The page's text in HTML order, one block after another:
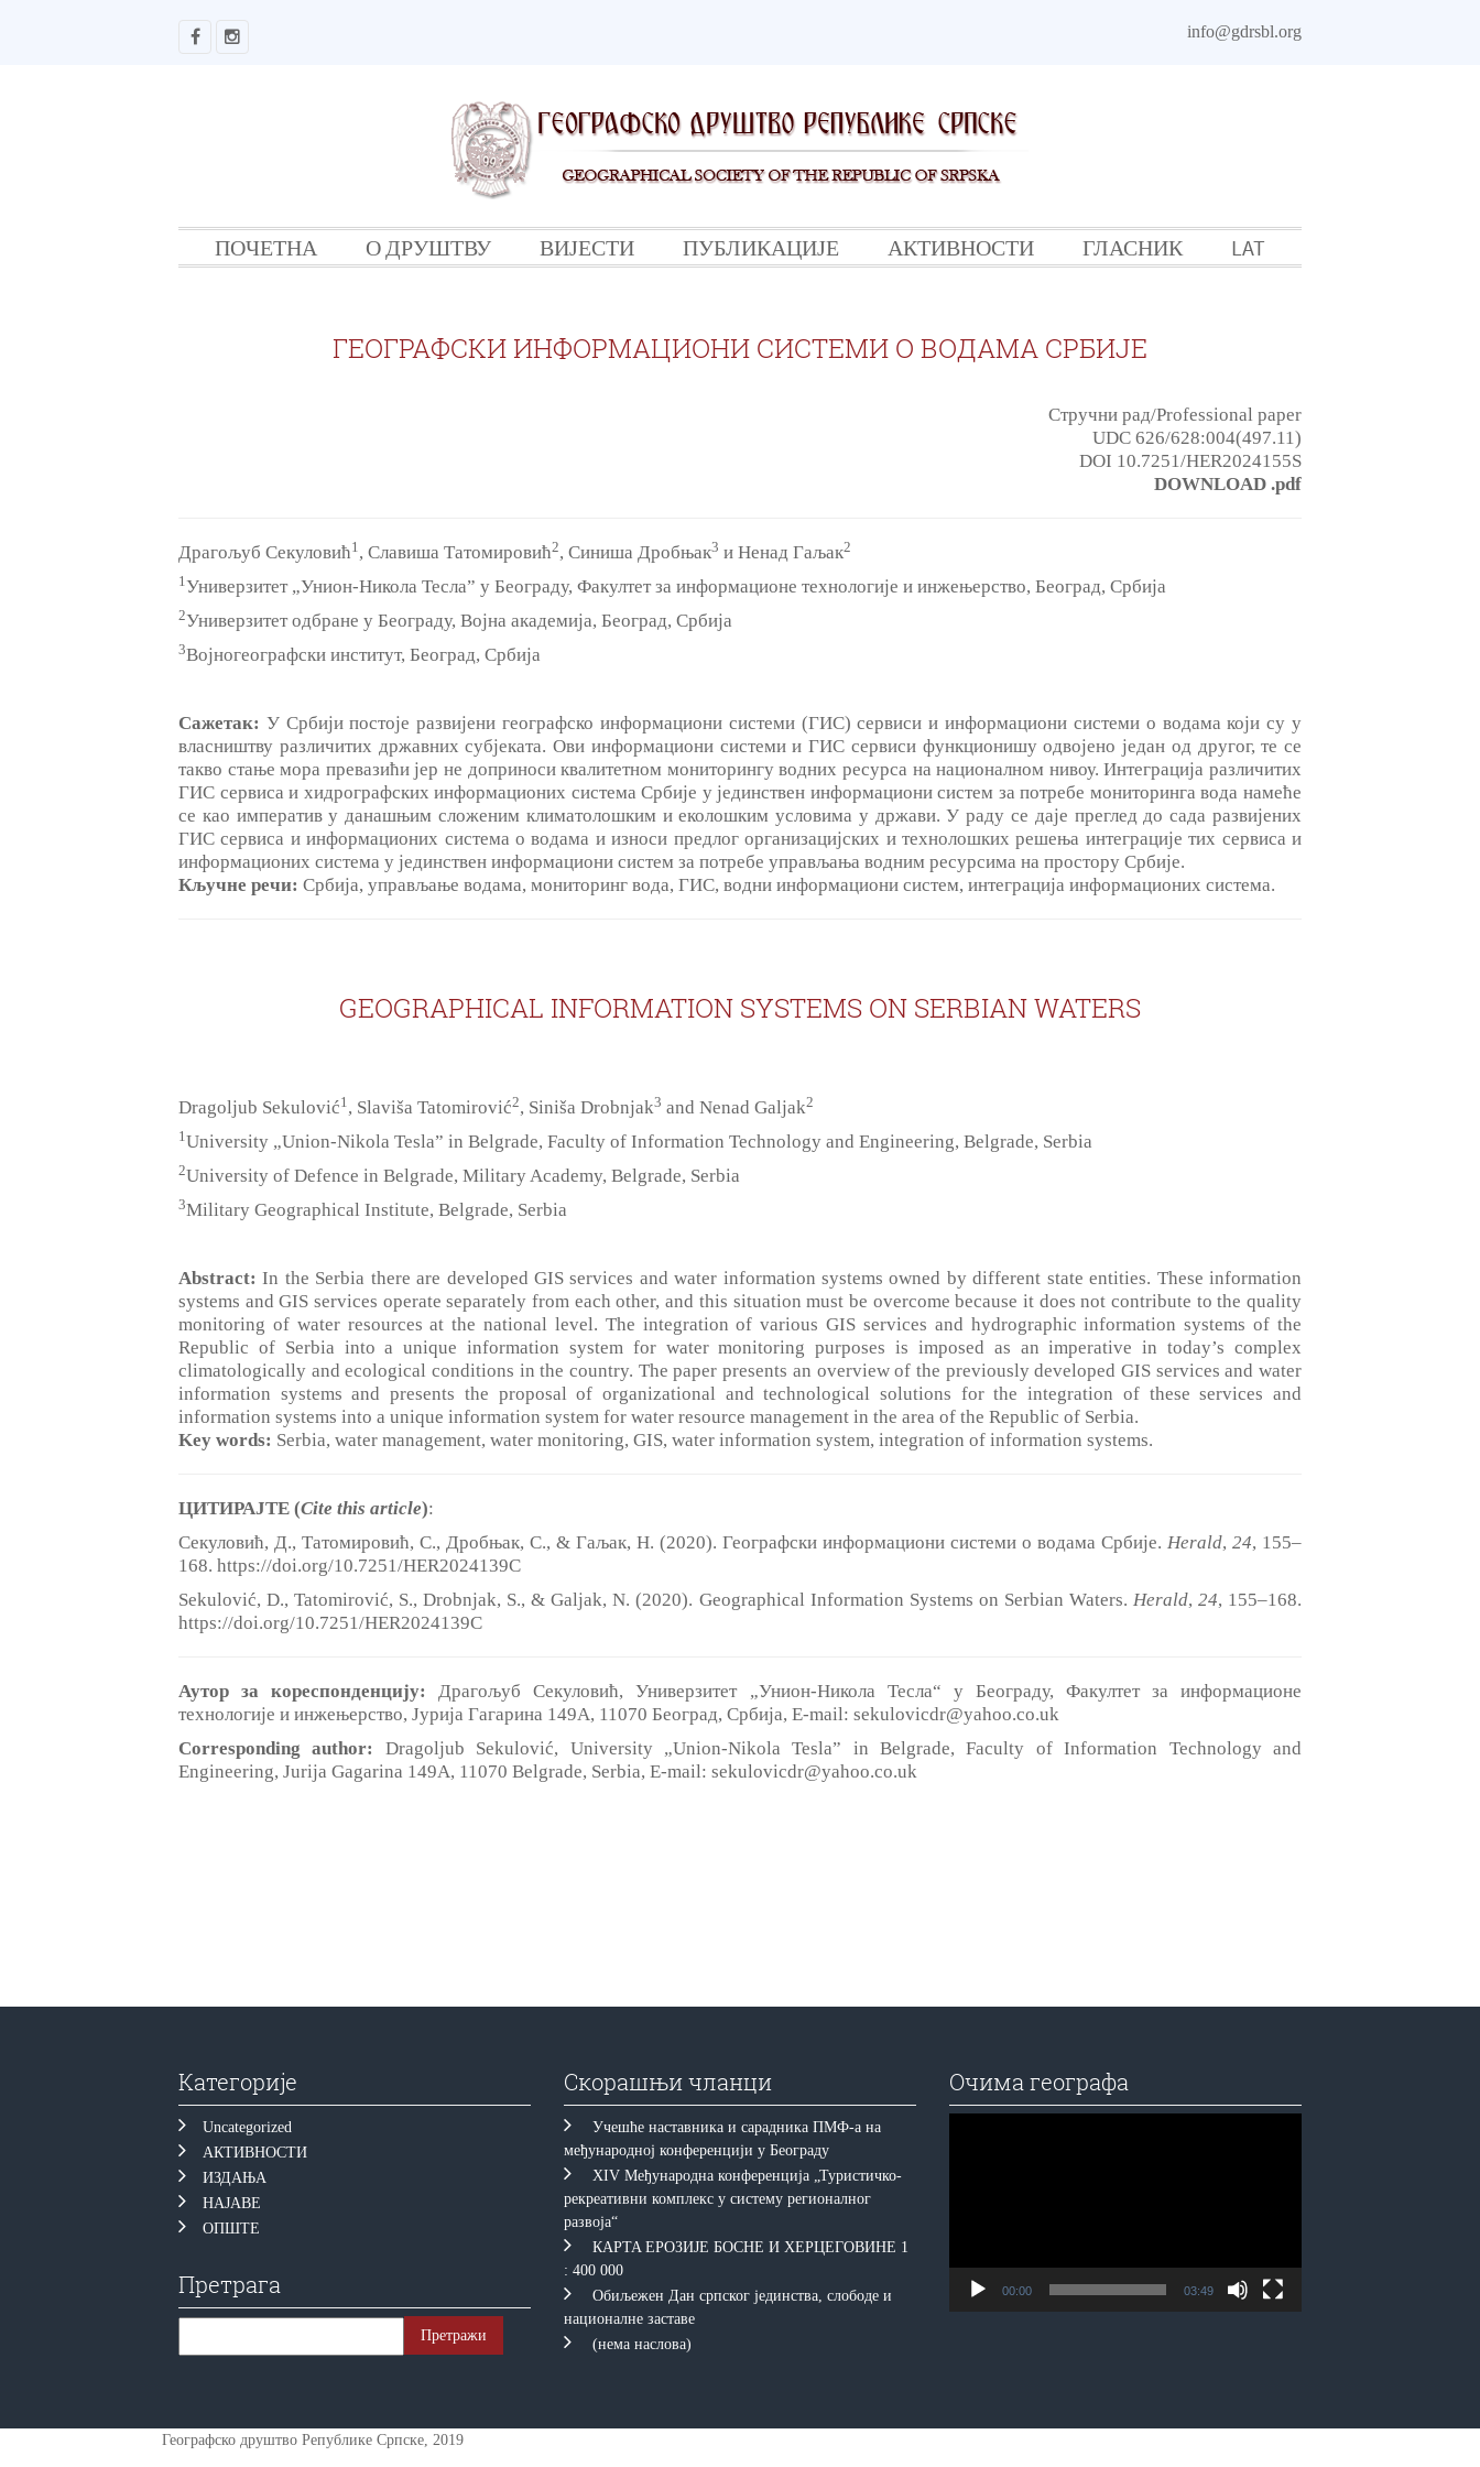
info@gdrsbl.org
ПОЧЕТНА О ДРУШТВУ ВИЈЕСТИ ПУБЛИКАЦИЈЕ АКТИВНОСТИ ГЛАСНИК LAT
ГЕОГРАФСКИ ИНФОРМАЦИОНИ СИСТЕМИ О ВОДАМА СРБИЈЕ
Стручни рад/Professional paper
UDC 626/628:004(497.11)
DOI 10.7251/HER2024155S
DOWNLOAD .pdf
Драгољуб Секуловић1 , Славиша Татомировић2, Синиша Дробњак3 и Ненад Гаљак2
1 Универзитет „Унион-Никола Тесла” у Београду, Факултет за информационе технологије и инжењерство, Београд, Србија
2Универзитет одбране у Београду, Војна академија, Београд, Србија
3Војногеографски институт, Београд, Србија
Сажетак: У Србији постоје развијени географско информациони системи (ГИС) сервиси и информациони системи о водама који су у
власништву различитих државних субјеката. Ови информациони системи и ГИС сервиси функционишу одвојено један од другог, те се
такво стање мора превазићи јер не доприноси квалитетном мониторингу водних ресурса на националном нивоу. Интеграција различитих
ГИС сервиса и хидрографских информационих система Србије у јединствен информациони систем за потребе мониторинга вода намеће
се као императив у данашњим сложеним климатолошким и еколошким условима у држави. У раду се даје преглед до сада развијених
ГИС сервиса и информационих система о водама и износи предлог организацијских и технолошких решења интеграције тих сервиса и
информационих система у јединствен информациони систем за потребе управљања водним ресурсима на простору Србије.
Кључне речи: Србија, управљање водама, мониторинг вода, ГИС, водни информациони систем, интеграција информационих система.
GEOGRAPHICAL INFORMATION SYSTEMS ON SERBIAN WATERS
Dragoljub Sekulović1 , Slaviša Tatomirović2, Siniša Drobnjak3 and Nenad Galjak2
1 University „Union-Nikola Tesla” in Belgrade, Faculty of Information Technology and Engineering, Belgrade, Serbia
2University of Defence in Belgrade, Military Academy, Belgrade, Serbia
3Military Geographical Institute, Belgrade, Serbia
Abstract: In the Serbia there are developed GIS services and water information systems owned by different state entities. These information
systems and GIS services operate separately from each other, and this situation must be overcome because it does not contribute to the quality
monitoring of water resources at the national level. The integration of various GIS services and hydrographic information systems of the
Republic of Serbia into a unique information system for water monitoring purposes is imposed as an imperative in today’s complex
climatologically and ecological conditions in the country. The paper presents an overview of the previously developed GIS services and water
information systems and presents the proposal of organizational and technological solutions for the integration of these services and
information systems into a unique information system for water resource management in the area of the Republic of Serbia.
Key words: Serbia, water management, water monitoring, GIS, water information system, integration of information systems.
ЦИТИРАЈТЕ (Cite this article):
Секуловић, Д., Татомировић, С., Дробњак, С., & Гаљак, Н. (2020). Географски информациони системи о водама Србије. Herald, 24, 155‒
168. https://doi.org/10.7251/HER2024139C
Sekulović, D., Tatomirović, S., Drobnjak, S., & Galjak, N. (2020). Geographical Information Systems on Serbian Waters. Herald, 24, 155‒168.
https://doi.org/10.7251/HER2024139C
Аутор за кореспонденцију:Драгољуб Секуловић, Универзитет „Унион-Никола Тесла“ у Београду, Факултет за информационе
технологије и инжењерство, Јурија Гагарина 149А, 11070 Београд, Србија, E-mail: sekulovicdr@yahoo.co.uk
Corresponding author: Dragoljub Sekulović, University „Union-Nikola Tesla” in Belgrade, Faculty of Information Technology and
Engineering, Jurija Gagarina 149A, 11070 Belgrade, Serbia, E-mail: sekulovicdr@yahoo.co.uk
Категорије
Uncategorized
АКТИВНОСТИ
ИЗДАЊА
НАЈАВЕ
ОПШТЕ
Претрага
Скорашњи чланци
Учешће наставника и сарадника ПМФ-а на
међународној конференцији у Београду
XIV Међународна конференција „Туристичко-
рекреативни комплекс у систему регионалног
развоја“
КAРTA EРOЗИJE БOСНE И ХEРЦEГOВИНE 1
: 400 000
Обиљежен Дан српског јединства, слободе и
националне заставе
(нема наслова)
Очима географа
00:00 03:49
Географско друштво Републике Српске, 2019